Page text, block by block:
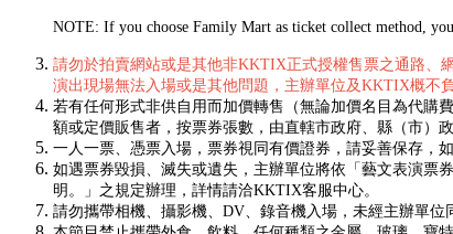
NOTE: If you choose Family Mart as ticket collect method,
請勿於拍賣網站或是其他非KKTIX正式授權售票之通路、
演出現場無法入場或是其他問題，主辦單位及KKTIX概不負
若有任何形式非供自用而加價轉售（無論加價名目為代購
額或定價販售者，按票券張數，由直轄市政府、縣（市）
一人一票、憑票入場，票券視同有價證券，請妥善保存，
如遇票券毀損、滅失或遺失，主辦單位將依「藝文表演票
明。」之規定辦理，詳情請洽KKTIX客服中心。
請勿攜帶相機、攝影機、DV、錄音機入場，未經主辦單位